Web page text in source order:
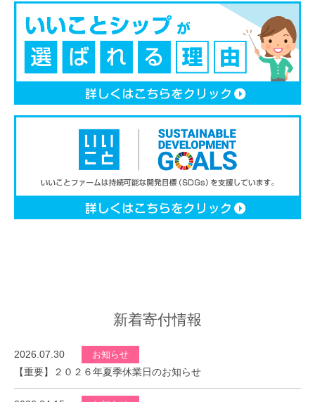
新着寄付情報
2026.07.30 お知らせ
【重要】２０２６年夏季休業日のお知らせ